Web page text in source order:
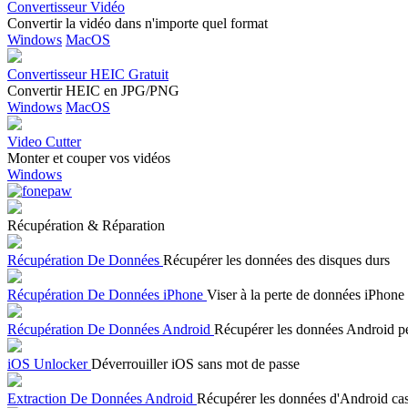
Convertisseur Vidéo
Convertir la vidéo dans n'importe quel format
Windows MacOS
Convertisseur HEIC Gratuit
Convertir HEIC en JPG/PNG
Windows MacOS
Video Cutter
Monter et couper vos vidéos
Windows
Récupération & Réparation
Récupération De Données Récupérer les données des disques durs
Récupération De Données iPhone Viser à la perte de données iPhone
Récupération De Données Android Récupérer les données Android
iOS Unlocker Déverrouiller iOS sans mot de passe
Extraction De Données Android Récupérer les données d'Android